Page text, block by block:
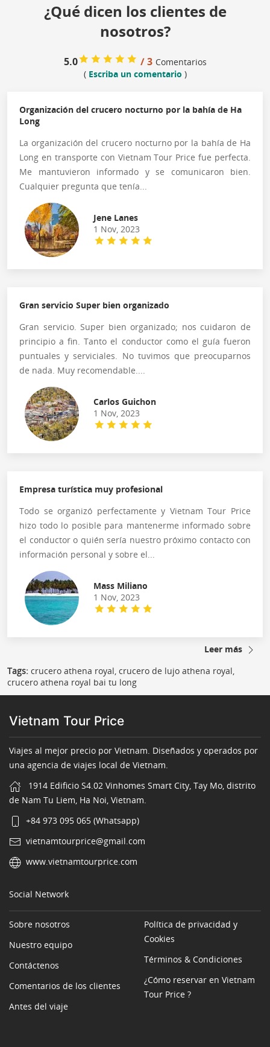
¿Qué dicen los clientes de
nosotros?
5.0 / 3 Comentarios
( Escriba un comentario )
Organización del crucero nocturno por la bahía de Ha
Long
La organización del crucero nocturno por la bahía de Ha
Long en transporte con Vietnam Tour Price fue perfecta.
Me mantuvieron informado y se comunicaron bien.
Cualquier pregunta que tenía...
Jene Lanes
1 Nov, 2023
Gran servicio Super bien organizado
Gran servicio. Super bien organizado; nos cuidaron de
principio a fin. Tanto el conductor como el guía fueron
puntuales y serviciales. No tuvimos que preocuparnos
de nada. Muy recomendable....
Carlos Guichon
1 Nov, 2023
Empresa turística muy profesional
Todo se organizó perfectamente y Vietnam Tour Price
hizo todo lo posible para mantenerme informado sobre
el conductor o quién sería nuestro próximo contacto con
información personal y sobre el...
Mass Miliano
1 Nov, 2023
Leer más
Tags: crucero athena royal, crucero de lujo athena royal,
crucero athena royal bai tu long
Vietnam Tour Price
Viajes al mejor precio por Vietnam. Diseñados y operados por
una agencia de viajes local de Vietnam.
1914 Edificio S4.02 Vinhomes Smart City, Tay Mo, distrito
de Nam Tu Liem, Ha Noi, Vietnam.
+84 973 095 065 (Whatsapp)
vietnamtourprice@gmail.com
www.vietnamtourprice.com
Social Network
Sobre nosotros
Nuestro equipo
Contáctenos
Comentarios de los clientes
Antes del viaje
Política de privacidad y
Cookies
Términos & Condiciones
¿Cómo reservar en Vietnam
Tour Price ?